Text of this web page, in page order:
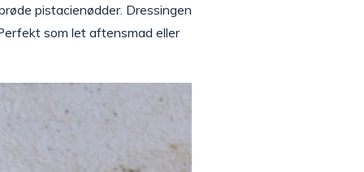
pistacienødder. Dressingen
som let aftensmad eller